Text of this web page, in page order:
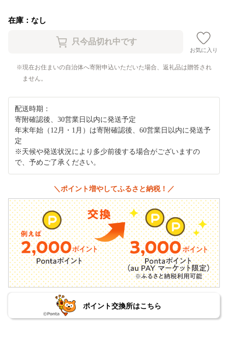
在庫：なし
お気に入り
現在お住まいの自治体へ寄附申込いただいた場合、返礼品は贈答され
ません。
配送時期：
寄附確認後、30営業日以内に発送予定
年末年始（12月・1月）は寄附確認後、60営業日以内に発送予
定
※天候や発送状況により多少前後する場合がございますの
で、予めご了承ください。
＼ポイント増やしてふるさと納税！／
ポイント交換所はこちら